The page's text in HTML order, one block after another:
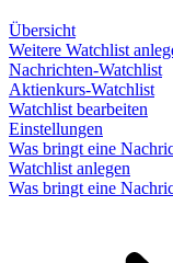
Übersicht
Weitere Watchlist
Nachrichten-Watchlist
Aktienkurs-Watchlist
Watchlist bearbeiten
Einstellungen
Was bringt eine
Watchlist anlegen
Was bringt eine